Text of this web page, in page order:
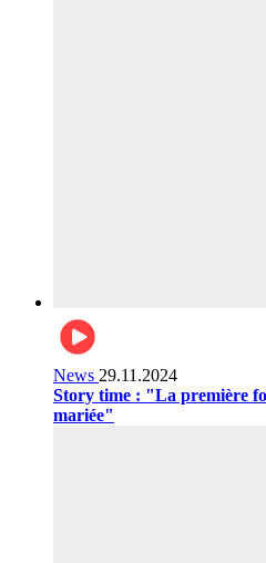
News 29.11.2024
Story time : "La première
mariée"